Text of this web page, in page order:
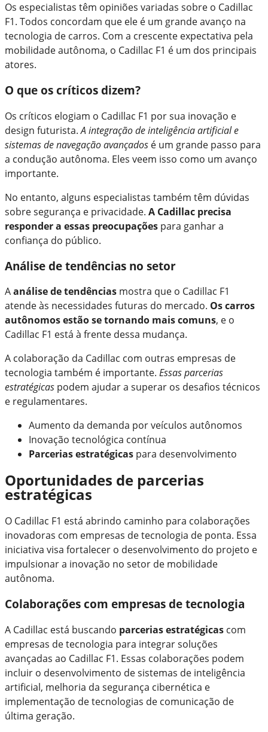
Os especialistas têm opiniões variadas sobre o Cadillac
F1. Todos concordam que ele é um grande avanço na
tecnologia de carros. Com a crescente expectativa pela
mobilidade autônoma, o Cadillac F1 é um dos principais
atores.
O que os críticos dizem?
Os críticos elogiam o Cadillac F1 por sua inovação e
design futurista.A integração de inteligência artificial e
sistemas de navegação avançados é um grande passo para
a condução autônoma. Eles veem isso como um avanço
importante.
No entanto, alguns especialistas também têm dúvidas
sobre segurança e privacidade. A Cadillac precisa
responder a essas preocupações para ganhar a
confiança do público.
Análise de tendências no setor
Aanálise de tendências mostra que o Cadillac F1
atende às necessidades futuras do mercado. Os carros
autônomos estão se tornando mais comuns, e o
Cadillac F1 está à frente dessa mudança.
A colaboração da Cadillac com outras empresas de
tecnologia também é importante. Essas parcerias
estratégicas podem ajudar a superar os desafios técnicos
e regulamentares.
Aumento da demanda por veículos autônomos
Inovação tecnológica contínua
Parcerias estratégicas para desenvolvimento
Oportunidades de parcerias
estratégicas
O Cadillac F1 está abrindo caminho para colaborações
inovadoras com empresas de tecnologia de ponta. Essa
iniciativa visa fortalecer o desenvolvimento do projeto e
impulsionar a inovação no setor de mobilidade
autônoma.
Colaborações com empresas de tecnologia
A Cadillac está buscando parcerias estratégicas com
empresas de tecnologia para integrar soluções
avançadas ao Cadillac F1. Essas colaborações podem
incluir o desenvolvimento de sistemas de inteligência
artificial, melhoria da segurança cibernética e
implementação de tecnologias de comunicação de
última geração.